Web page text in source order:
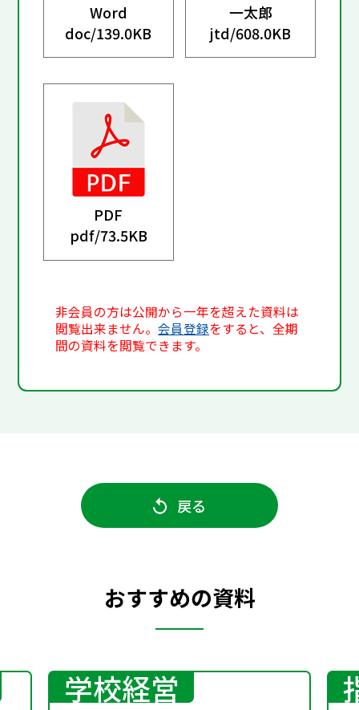
Word
doc/139.0KB
一太郎
jtd/608.0KB
PDF
pdf/73.5KB
非会員の方は公開から一年を超えた資料は
閲覧出来ません。会員登録をすると、全期
間の資料を閲覧できます。
戻る
おすすめの資料
学校経営